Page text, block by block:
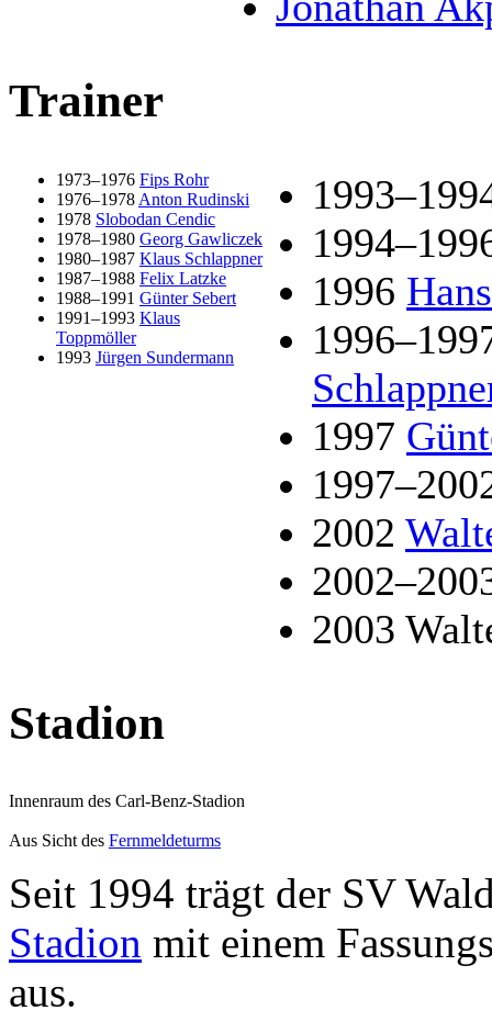
Trainer
1973–1976 Fips Rohr
1976–1978 Anton Rudinski
1978 Slobodan Cendic
1978–1980 Georg Gawliczek
1980–1987 Klaus Schlappner
1987–1988 Felix Latzke
1988–1991 Günter Sebert
1991–1993 Klaus
Toppmöller
1993 Jürgen Sundermann
1996
1997
2002
2003
Stadion
Innenraum des Carl-Benz-Stadion
Aus Sicht des Fernmeldeturms
Seit 1994 trägt der SV
Stadion mit einem
aus.